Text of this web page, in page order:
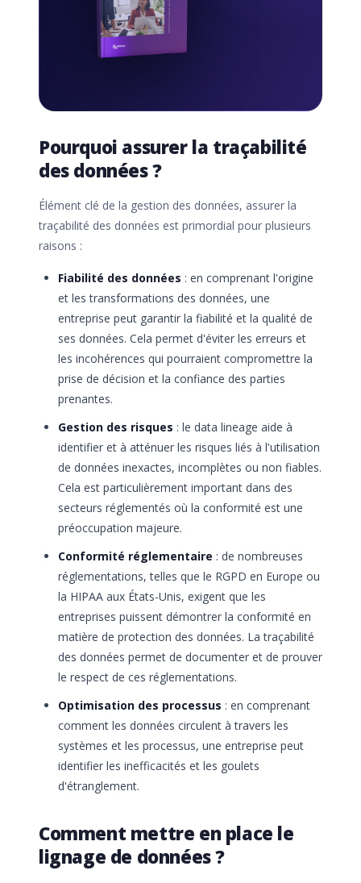
Pourquoi assurer la traçabilité
des données ?
Élément clé de la gestion des données, assurer la
traçabilité des données est primordial pour plusieurs
raisons :
Fiabilité des données : en comprenant l'origine
et les transformations des données, une
entreprise peut garantir la fiabilité et la qualité de
ses données. Cela permet d'éviter les erreurs et
les incohérences qui pourraient compromettre la
prise de décision et la confiance des parties
prenantes.
Gestion des risques : le data lineage aide à
identifier et à atténuer les risques liés à l'utilisation
de données inexactes, incomplètes ou non fiables.
Cela est particulièrement important dans des
secteurs réglementés où la conformité est une
préoccupation majeure.
Conformité réglementaire : de nombreuses
réglementations, telles que le RGPD en Europe ou
la HIPAA aux États-Unis, exigent que les
entreprises puissent démontrer la conformité en
matière de protection des données. La traçabilité
des données permet de documenter et de prouver
le respect de ces réglementations.
Optimisation des processus : en comprenant
comment les données circulent à travers les
systèmes et les processus, une entreprise peut
identifier les inefficacités et les goulets
d'étranglement.
Comment mettre en place le
lignage de données ?